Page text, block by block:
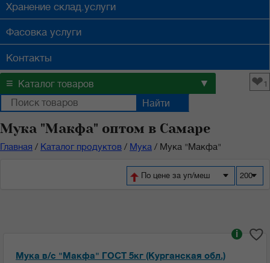
Хранение склад.услуги
Фасовка услуги
Контакты
≡ Каталог товаров ▼ ❤1
Мука "Макфа" оптом в Самаре
Главная / Каталог продуктов / Мука / Мука "Макфа"
200
По цене за уп/меш
Мука в/с "Макфа" ГОСТ 5кг (Курганская обл.)
i